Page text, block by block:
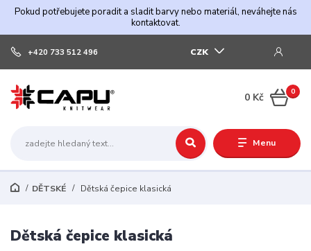
Pokud potřebujete poradit a sladit barvy nebo materiál, neváhejte nás
kontaktovat.
Menu
CZK
+420 733 512 496
0
0 Kč
DĚTSKÉ Dětská čepice klasická
Dětská čepice klasická